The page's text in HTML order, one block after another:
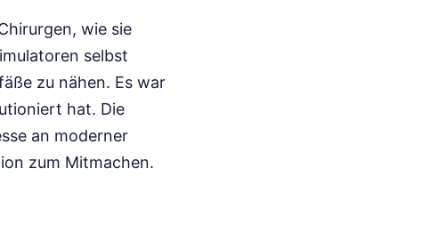
wie sie
selbst
zu nähen. Es war
hat. Die
an moderner
zum Mitmachen.